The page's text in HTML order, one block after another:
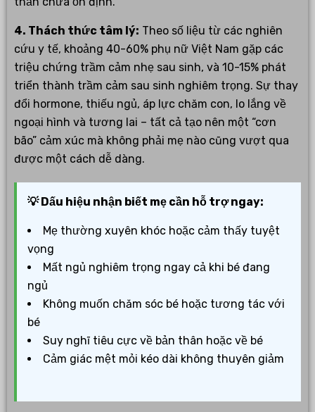
4. Thách thức tâm lý: Theo số liệu từ các nghiên
cứu y tế, khoảng 40-60% phụ nữ Việt Nam gặp các
triệu chứng trầm cảm nhẹ sau sinh, và 10-15% phát
triển thành trầm cảm sau sinh nghiêm trọng. Sự thay
đổi hormone, thiếu ngủ, áp lực chăm con, lo lắng về
ngoại hình và tương lai – tất cả tạo nên một “cơn
bão” cảm xúc mà không phải mẹ nào cũng vượt qua
được một cách dễ dàng.
💡 Dấu hiệu nhận biết mẹ cần hỗ trợ ngay:
Mẹ thường xuyên khóc hoặc cảm thấy tuyệt
vọng
Mất ngủ nghiêm trọng ngay cả khi bé đang
ngủ
Không muốn chăm sóc bé hoặc tương tác với
bé
Suy nghĩ tiêu cực về bản thân hoặc về bé
Cảm giác mệt mỏi kéo dài không thuyên giảm